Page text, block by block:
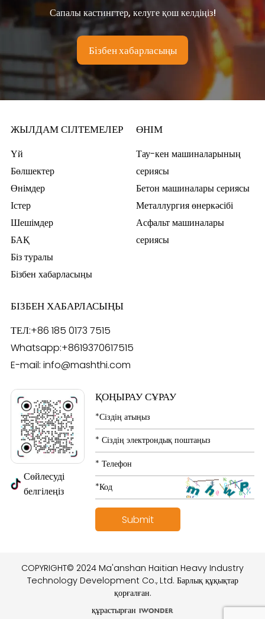
Сапалы кастингтер, келуге қош келдіңіз!
Бізбен хабарласыңы
ЖЫЛДАМ СІЛТЕМЕЛЕР
Үй
Бөлшектер
Өнімдер
Істер
Шешімдер
БАҚ
Біз туралы
Бізбен хабарласыңы
ӨНІМ
Тау-кен машиналарының
сериясы
Бетон машиналары сериясы
Металлургия өнеркәсібі
Асфальт машиналары
сериясы
БІЗБЕН ХАБАРЛАСЫҢЫ
ТЕЛ:+86 185 0173 7515
Whatsapp:+8619370617515
E-mail: info@mashthi.com
Сөйлесуді
белгілеңіз
ҚОҢЫРАУ СҰРАУ
COPYRIGHT© 2024 Ma'anshan Haitian Heavy Industry
Technology Development Co., Ltd. Барлық құқықтар
қорғалған.
құрастырған